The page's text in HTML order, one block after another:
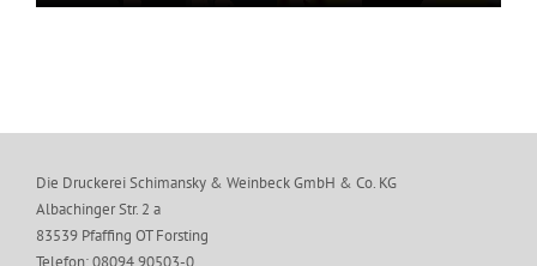
Die Druckerei Schimansky & Weinbeck GmbH & Co. KG
Albachinger Str. 2 a
83539 Pfaffing OT Forsting
Telefon: 08094 90503-0